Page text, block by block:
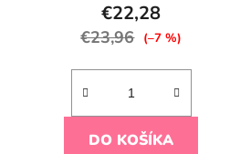
€22,28
€23,96 (–7 %)
DO KOŠÍKA